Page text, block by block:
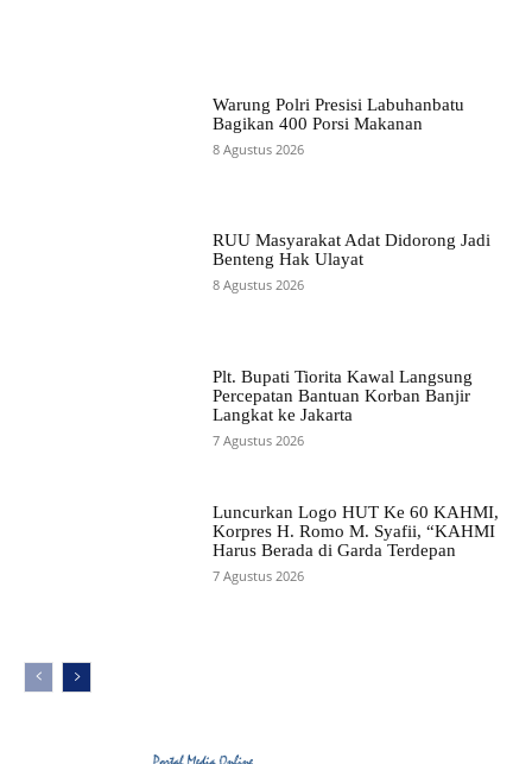
Warung Polri Presisi Labuhanbatu
Bagikan 400 Porsi Makanan
8 Agustus 2026
RUU Masyarakat Adat Didorong Jadi
Benteng Hak Ulayat
8 Agustus 2026
Plt. Bupati Tiorita Kawal Langsung
Percepatan Bantuan Korban Banjir
Langkat ke Jakarta
7 Agustus 2026
Luncurkan Logo HUT Ke 60 KAHMI,
Korpres H. Romo M. Syafii, “KAHMI
Harus Berada di Garda Terdepan
7 Agustus 2026